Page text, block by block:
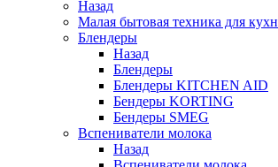
Назад
Малая бытовая техника для
Блендеры
Назад
Блендеры
Блендеры KITCHEN AID
Бендеры KORTING
Бендеры SMEG
Вспениватели молока
Назад